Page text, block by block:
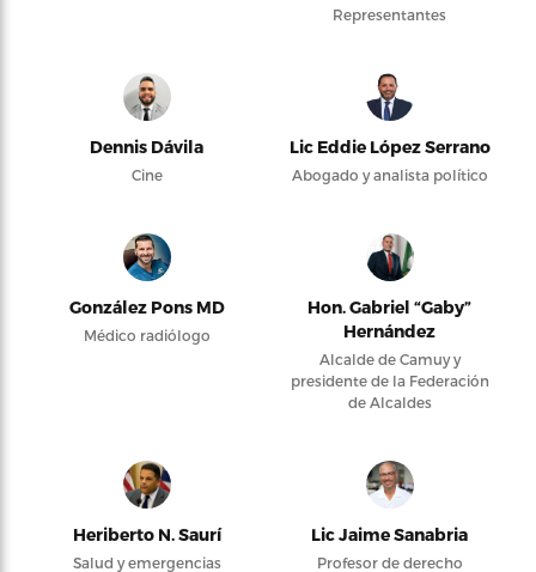
Representantes
Dennis Dávila
Cine
Lic Eddie López Serrano
Abogado y analista político
González Pons MD
Médico radiólogo
Hon. Gabriel “Gaby”
Hernández
Alcalde de Camuy y
presidente de la Federación
de Alcaldes
Heriberto N. Saurí
Salud y emergencias
Lic Jaime Sanabria
Profesor de derecho